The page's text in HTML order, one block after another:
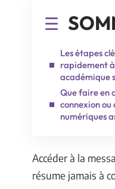
Les étapes
rapidement
académique
Que faire en
connexion ou
numériques
Accéder à la
résume jamais à